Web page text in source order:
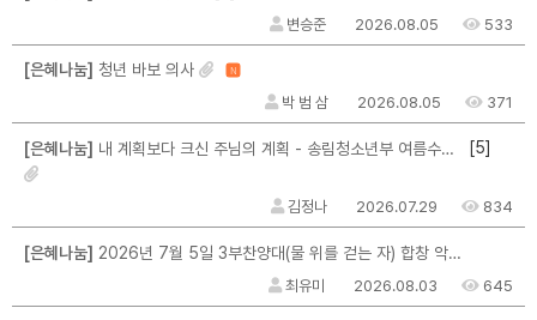
변승준 2026.08.05 533
[은혜나눔] 청년 바보 의사 N
박 범 삼 2026.08.05 371
[은혜나눔] 내 계획보다 크신 주님의 계획 - 송림청소년부 여름수련회를 마치며... [5]
김정나 2026.07.29 834
[은혜나눔] 2026년 7월 5일 3부찬양대(물 위를 걷는 자) 합창 악보를 구할 수 없을까요?
최유미 2026.08.03 645